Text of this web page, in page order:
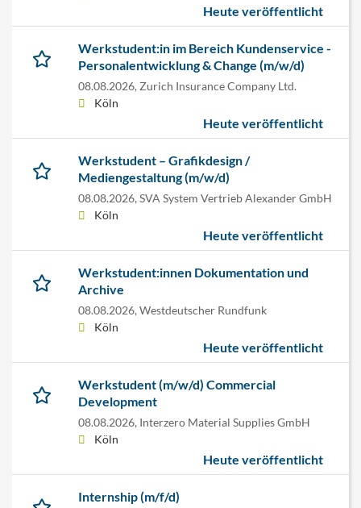
Heute veröffentlicht
Werkstudent:in im Bereich Kundenservice -
Personalentwicklung & Change (m/w/d)
08.08.2026, Zurich Insurance Company Ltd.
Köln
Heute veröffentlicht
Werkstudent – Grafikdesign /
Mediengestaltung (m/w/d)
08.08.2026, SVA System Vertrieb Alexander GmbH
Köln
Heute veröffentlicht
Werkstudent:innen Dokumentation und
Archive
08.08.2026, Westdeutscher Rundfunk
Köln
Heute veröffentlicht
Werkstudent (m/w/d) Commercial
Development
08.08.2026, Interzero Material Supplies GmbH
Köln
Heute veröffentlicht
Internship (m/f/d)